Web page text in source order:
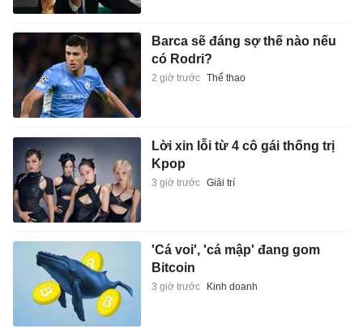
Barca sẽ đáng sợ thế nào nếu
có Rodri?
2 giờ trước Thể thao
Lời xin lỗi từ 4 cô gái thống trị
Kpop
3 giờ trước Giải trí
'Cá voi', 'cá mập' đang gom
Bitcoin
3 giờ trước Kinh doanh